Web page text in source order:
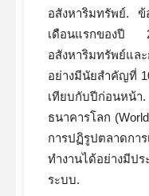
อสังหาริมทรัพย์. ข้
เดือนแรกของปี
อสังหาริมทรัพย์แล
อย่างมีนัยสำคัญที่
เทียบกับปีก่อนห
ธนาคารโลก
การปฏิรูปตลาดกา
ทำงานได้อย่างมีป
ระบบ.